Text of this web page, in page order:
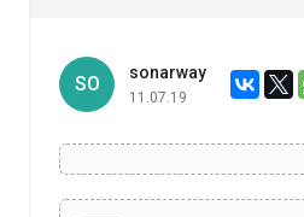
SO
sonarway
11.07.19